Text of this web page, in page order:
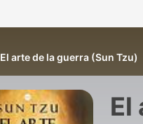
El arte de la guerra (Sun Tzu)
El